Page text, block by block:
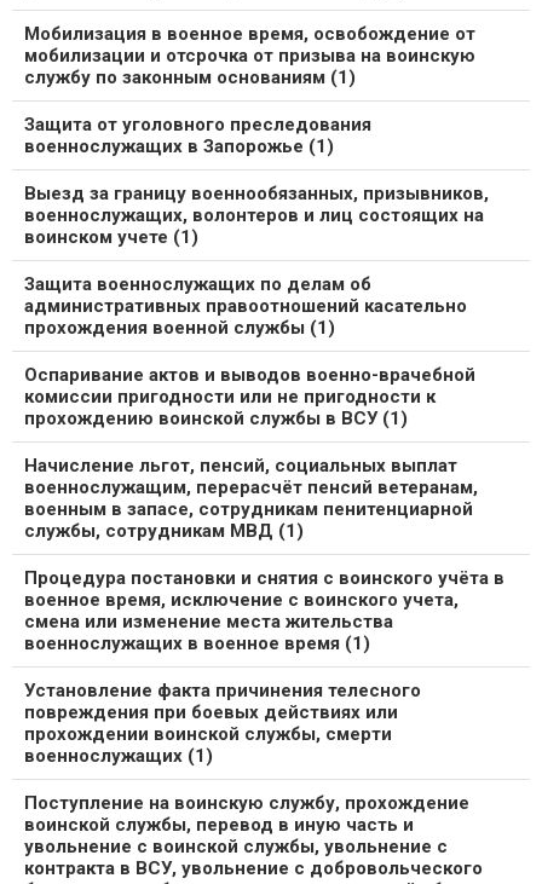
Мобилизация в военное время, освобождение от
мобилизации и отсрочка от призыва на воинскую
службу по законным основаниям (1)
Защита от уголовного преследования
военнослужащих в Запорожье (1)
Выезд за границу военнообязанных, призывников,
военнослужащих, волонтеров и лиц состоящих на
воинском учете (1)
Защита военнослужащих по делам об
административных правоотношений касательно
прохождения военной службы (1)
Оспаривание актов и выводов военно-врачебной
комиссии пригодности или не пригодности к
прохождению воинской службы в ВСУ (1)
Начисление льгот, пенсий, социальных выплат
военнослужащим, перерасчёт пенсий ветеранам,
военным в запасе, сотрудникам пенитенциарной
службы, сотрудникам МВД (1)
Процедура постановки и снятия с воинского учёта в
военное время, исключение с воинского учета,
смена или изменение места жительства
военнослужащих в военное время (1)
Установление факта причинения телесного
повреждения при боевых действиях или
прохождении воинской службы, смерти
военнослужащих (1)
Поступление на воинскую службу, прохождение
воинской службы, перевод в иную часть и
увольнение с воинской службы, увольнение с
контракта в ВСУ, увольнение с добровольческого